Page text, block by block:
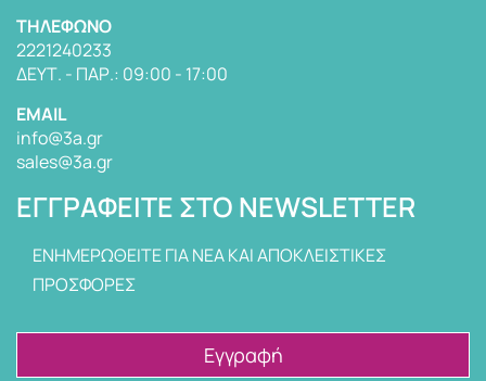
TΗΛΈΦΩΝΟ
2221240233
ΔΕΥΤ. - ΠΑΡ.: 09:00 - 17:00
EMAIL
info@3a.gr
sales@3a.gr
ΕΓΓΡΑΦΕΊΤΕ ΣΤΟ NEWSLETTER
ΕΝΗΜΕΡΩΘΕΙΤΕ ΓΙΑ ΝΕΑ ΚΑΙ ΑΠΟΚΛΕΙΣΤΙΚΕΣ
ΠΡΟΣΦΟΡΕΣ
Εγγραφή